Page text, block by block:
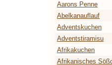
Aarons Penne
Abelkanauflauf
Adventskuchen
Adventstiramisu
Afrikakuchen
Afrikanisches